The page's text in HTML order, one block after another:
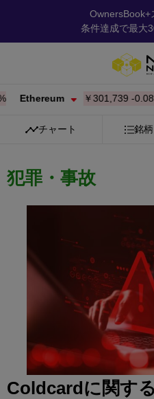
OwnersBook+
条件達成で最大
￥301,739-0.08%
チャート 銘
犯罪・事故
Coldcardに関す